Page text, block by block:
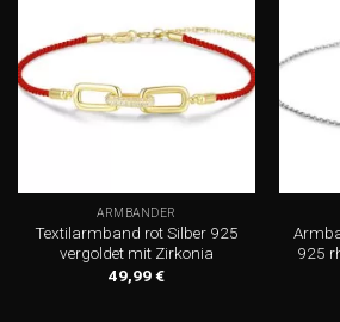
wishlist
ARMBÄNDER
Textilarmband rot Silber 925
vergoldet mit Zirkonia
49,99€
925